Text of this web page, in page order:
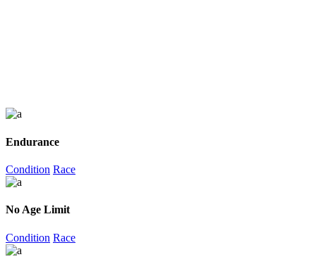
Endurance
Condition Race
No Age Limit
Condition Race